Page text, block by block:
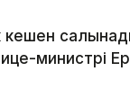
кешен
министрі